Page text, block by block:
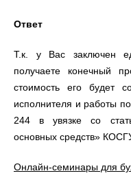
Ответ
Т.к. у Вас заключен
получаете конечный
стоимость его будет
исполнителя и работы
244 в увязке со
основных средств»
Онлайн-семинары для